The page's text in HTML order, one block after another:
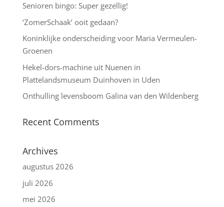
Senioren bingo: Super gezellig!
‘ZomerSchaak’ ooit gedaan?
Koninklijke onderscheiding voor Maria Vermeulen-
Groenen
Hekel-dors-machine uit Nuenen in
Plattelandsmuseum Duinhoven in Uden
Onthulling levensboom Galina van den Wildenberg
Recent Comments
Archives
augustus 2026
juli 2026
mei 2026